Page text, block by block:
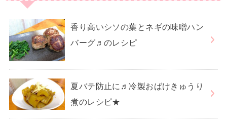
香り高いシソの葉とネギの味噌ハン
バーグ♬のレシピ
夏バテ防止に♬冷製おばけきゅうり
煮のレシピ★